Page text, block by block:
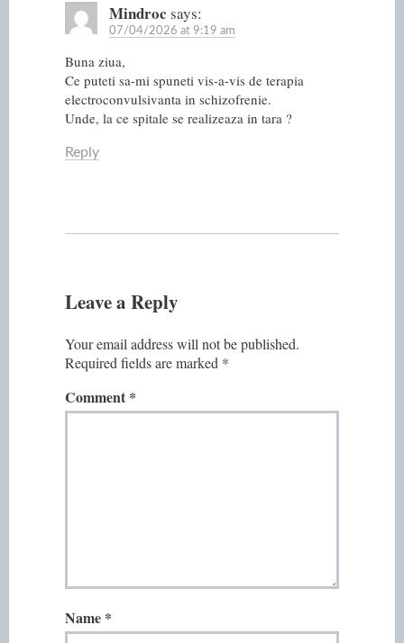
Mindroc says:
07/04/2026 at 9:19 am
Buna ziua,
Ce puteti sa-mi spuneti vis-a-vis de terapia
electroconvulsivanta in schizofrenie.
Unde, la ce spitale se realizeaza in tara ?
Reply
Leave a Reply
Your email address will not be published.
Required fields are marked *
Comment *
Name *